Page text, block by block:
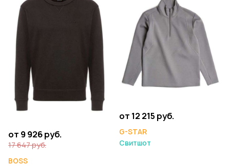
от 9 926 руб.
17 647 руб.
BOSS
от 12 215 руб.
G-STAR
Свитшот